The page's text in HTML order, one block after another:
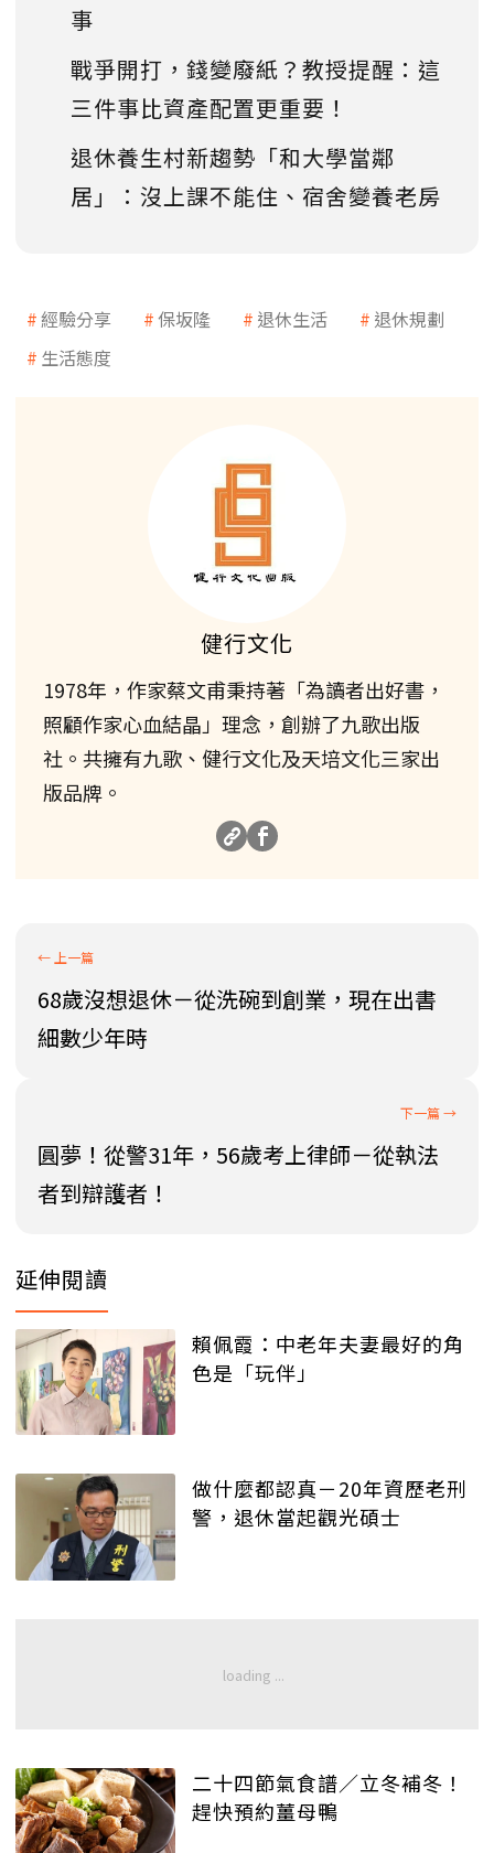
事
戰爭開打，錢變廢紙？教授提醒：這
三件事比資產配置更重要！
退休養生村新趨勢「和大學當鄰
居」：沒上課不能住、宿舍變養老房
經驗分享 保坂隆 退休生活
退休規劃
生活態度
健行文化
1978年，作家蔡文甫秉持著「為讀者出好書，
照顧作家心血結晶」理念，創辦了九歌出版
社。共擁有九歌、健行文化及天培文化三家出
版品牌。
68歲沒想退休－從洗碗到創業，現在出書
細數少年時
圓夢！從警31年，56歲考上律師－從執法
者到辯護者！
延伸閱讀
賴佩霞：中老年夫妻最好的角
色是「玩伴」
做什麼都認真－20年資歷老刑
警，退休當起觀光碩士
二十四節氣食譜／立冬補冬！
趕快預約薑母鴨